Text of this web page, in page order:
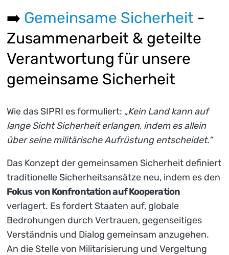
➡️ Gemeinsame Sicherheit -
Zusammenarbeit & geteilte
Verantwortung für unsere
gemeinsame Sicherheit
Wie das SIPRI es formuliert: „Kein Land kann auf
lange Sicht Sicherheit erlangen, indem es allein
über seine militärische Aufrüstung entscheidet.“
Das Konzept der gemeinsamen Sicherheit definiert
traditionelle Sicherheitsansätze neu, indem es den
Fokus von Konfrontation auf Kooperation
verlagert. Es fordert Staaten auf, globale
Bedrohungen durch Vertrauen, gegenseitiges
Verständnis und Dialog gemeinsam anzugehen.
An die Stelle von Militarisierung und Vergeltung